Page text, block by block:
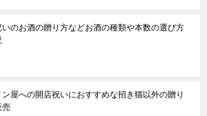
いのお酒の贈り方などお酒の種類や本数の選び方
ン屋への開店祝いにおすすめな招き猫以外の贈り
売